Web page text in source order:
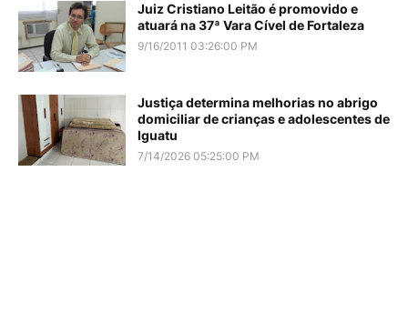
Juiz Cristiano Leitão é promovido e
atuará na 37ª Vara Cível de Fortaleza
9/16/2011 03:26:00 PM
Justiça determina melhorias no abrigo
domiciliar de crianças e adolescentes de
Iguatu
7/14/2026 05:25:00 PM